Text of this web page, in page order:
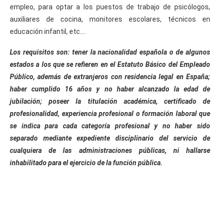
empleo, para optar a los puestos de trabajo de psicólogos,
auxiliares de cocina, monitores escolares, técnicos en
educación infantil, etc….
Los requisitos son: tener la nacionalidad española o de algunos
estados a los que se refieren en el Estatuto Básico del Empleado
Público, además de extranjeros con residencia legal en España;
haber cumplido 16 años y no haber alcanzado la edad de
jubilación; poseer la titulación académica, certificado de
profesionalidad, experiencia profesional o formación laboral que
se indica para cada categoría profesional y no haber sido
separado mediante expediente disciplinario del servicio de
cualquiera de las administraciones públicas, ni hallarse
inhabilitado para el ejercicio de la función pública.